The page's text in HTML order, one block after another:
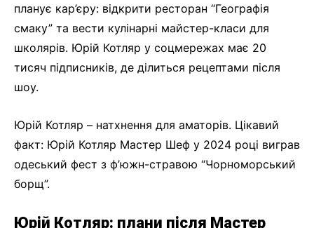
планує кар’єру: відкрити ресторан “Географія
смаку” та вести кулінарні майстер-класи для
школярів. Юрій Котляр у соцмережах має 20
тисяч підписників, де ділиться рецептами після
шоу.
Юрій Котляр – натхнення для аматорів. Цікавий
факт: Юрій Котляр Мастер Шеф у 2024 році виграв
одеський фест з ф’южн-стравою “Чорноморський
борщ”.
Юрій Котляр: плани після Мастер